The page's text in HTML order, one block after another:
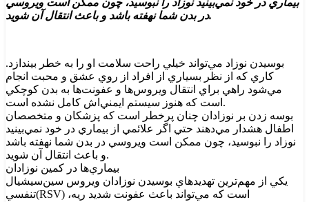
بيماري در خود نمي‌بينيد نوزاد را نبوسيد، چون ممکن است ويروسي
در بدن شما نهفته باشد و باعث انتقال آن شويد.
بوسيدن نوزاد مي‌تواند خيلي راحت سلامت او را به خطر بيندازد.
کاري که از نظر بسياري از افراد از روي عشق و محبت انجام
مي‌شود راهي براي انتقال ويروس‌ها و عفونت‌ها به بدن کوچکي
است که هنوز سيستم ايمني‌اش کامل نشده است.
بوسه زدن بر نوزادان چنان پرخطر است که پزشکان و متخصصان
اطفال هشدار مي‌دهند حتي اگر علائمي از بيماري در خود نمي‌بينيد
نوزاد را نبوسيد، چون ممکن است ويروسي در بدن شما نهفته باشد
و باعث انتقال آن شويد.
بيماري‌ها در کمين نوزادان
يکي از مهم‌ترين تهديدهاي بوسيدن نوزادان ويروس سين‌سيشيال
تنفسي‌(RSV) ‌است که مي‌تواند باعث عفونت شديد ريه،